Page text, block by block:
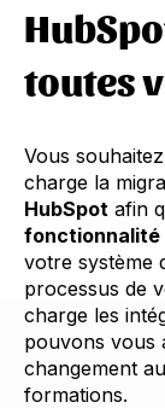
toutes
Vous
charge la
HubSpot afin
fonctionnalité
votre système
processus de
charge les
pouvons vous
changement
formations.